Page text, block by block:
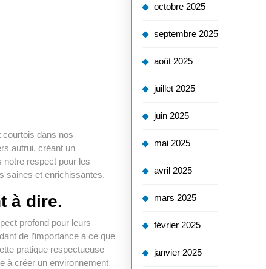
courtois dans nos
autrui, créant un
notre respect pour les
saines et enrichissantes.
à dire.
profond pour leurs
de l’importance à ce que
pratique respectueuse
à créer un environnement
octobre 2025
septembre 2025
août 2025
juillet 2025
juin 2025
mai 2025
avril 2025
mars 2025
février 2025
janvier 2025